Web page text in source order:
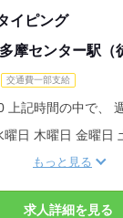
イピング
摩センター駅（
交通費一部支給
上記時間の中で、
曜日 木曜日 金曜日
もっと見る
求人詳細を見る